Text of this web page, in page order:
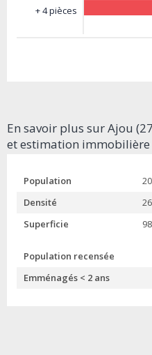
+ 4 pièces
En savoir plus sur Ajou
et estimation immobilière
Population
Densité
Superficie
Population recensée
Emménagés < 2 ans